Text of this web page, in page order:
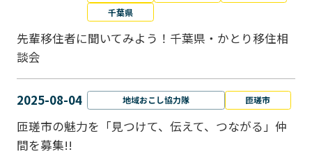
千葉県
先輩移住者に聞いてみよう！千葉県・かとり移住相
談会
2025-08-04 地域おこし協力隊 匝瑳市
匝瑳市の魅力を「見つけて、伝えて、つながる」仲
間を募集!!